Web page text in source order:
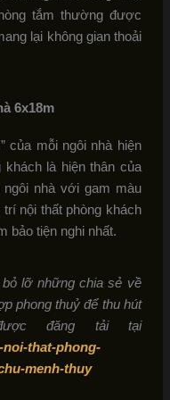
tắm thường được
lại không gian thoải
6x18m
của mỗi ngôi nhà hiện
khách là hiện thân của
nhà với gam màu
nội thất phòng khách
bảo tiện nghi nhất.
lỡ những chia sẻ về
phong thuỷ để thu hút
đăng tải tại
that-phong-
menh-thuy